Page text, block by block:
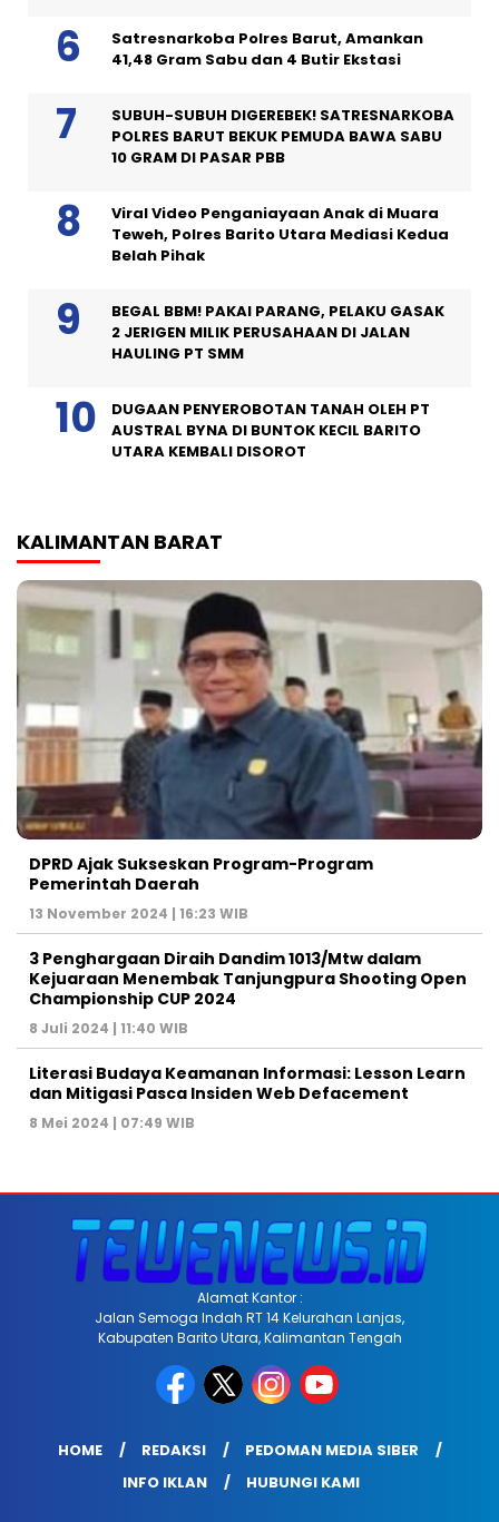
Satresnarkoba Polres Barut, Amankan
41,48 Gram Sabu dan 4 Butir Ekstasi
SUBUH-SUBUH DIGEREBEK! SATRESNARKOBA
POLRES BARUT BEKUK PEMUDA BAWA SABU
10 GRAM DI PASAR PBB
Viral Video Penganiayaan Anak di Muara
Teweh, Polres Barito Utara Mediasi Kedua
Belah Pihak
BEGAL BBM! PAKAI PARANG, PELAKU GASAK
2 JERIGEN MILIK PERUSAHAAN DI JALAN
HAULING PT SMM
DUGAAN PENYEROBOTAN TANAH OLEH PT
AUSTRAL BYNA DI BUNTOK KECIL BARITO
UTARA KEMBALI DISOROT
KALIMANTAN BARAT
DPRD Ajak Sukseskan Program-Program
Pemerintah Daerah
13 November 2024 | 16:23 WIB
3 Penghargaan Diraih Dandim 1013/Mtw dalam
Kejuaraan Menembak Tanjungpura Shooting Open
Championship CUP 2024
8 Juli 2024 | 11:40 WIB
Literasi Budaya Keamanan Informasi: Lesson Learn
dan Mitigasi Pasca Insiden Web Defacement
8 Mei 2024 | 07:49 WIB
Alamat Kantor :
Jalan Semoga Indah RT 14 Kelurahan Lanjas,
Kabupaten Barito Utara, Kalimantan Tengah
HOME REDAKSI
PEDOMAN MEDIA SIBER
INFO IKLAN
HUBUNGI KAMI